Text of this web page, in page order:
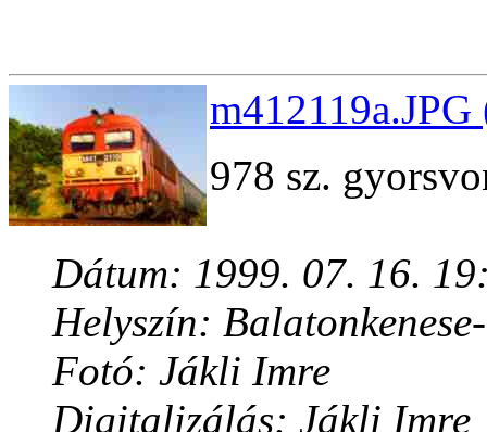
978 sz.
Dátum: 1999. 07. 16.
Helyszín:
Fotó: Jákli Imre
Digitalizálás: Jákli Imre